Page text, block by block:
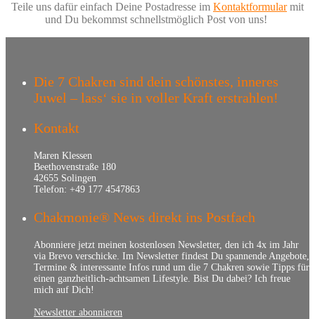
Teile uns dafür einfach Deine Postadresse im Kontaktformularmit
und Du bekommst schnellstmöglich Post von uns!
Die 7 Chakren sind dein schönstes, inneres
Juwel – lass‘ sie in voller Kraft erstrahlen!
Kontakt
Maren Klessen
Beethovenstraße 180
42655 Solingen
Telefon: +49 177 4547863
Chakmonie® News direkt ins Postfach
Abonniere jetzt meinen kostenlosen Newsletter, den ich 4x im Jahr
via Brevo verschicke. Im Newsletter findest Du spannende Angebote,
Termine & interessante Infos rund um die 7 Chakren sowie Tipps für
einen ganzheitlich-achtsamen Lifestyle. Bist Du dabei? Ich freue
mich auf Dich!
Newsletter abonnieren